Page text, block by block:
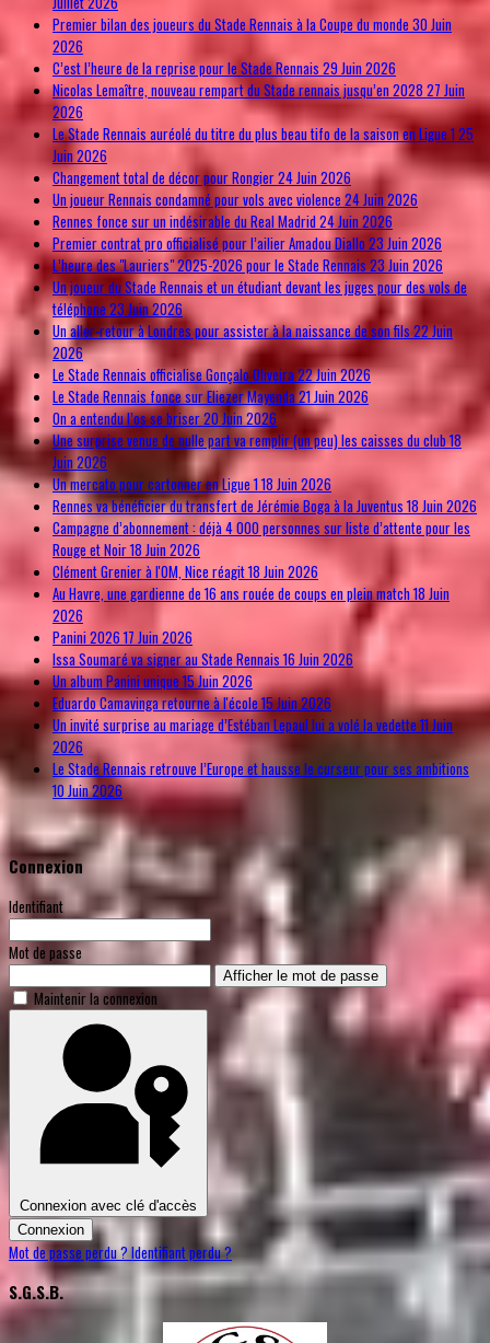
Premier bilan des joueurs du Stade Rennais à la Coupe du monde 30 Juin
2026
C’est l’heure de la reprise pour le Stade Rennais 29 Juin 2026
Nicolas Lemaître, nouveau rempart du Stade rennais jusqu’en 2028 27 Juin
2026
Le Stade Rennais auréolé du titre du plus beau tifo de la saison en Ligue 125
Juin 2026
Changement total de décor pour Rongier24 Juin 2026
Un joueur Rennais condamné pour vols avec violence24 Juin 2026
Rennes fonce sur un indésirable du Real Madrid 24 Juin 2026
Premier contrat pro officialisé pour l’ailier Amadou Diallo 23 Juin 2026
L’heure des "Lauriers" 2025-2026 pour le Stade Rennais 23 Juin 2026
Un joueur du Stade Rennais et un étudiant devant les juges pour des vols de
téléphone23 Juin 2026
Un aller-retour à Londres pour assister à la naissance de son fils 22 Juin
2026
Le Stade Rennais officialise Gonçalo Oliveira 22 Juin 2026
Le Stade Rennais fonce sur Eliezer Mayenda21 Juin 2026
On a entendu l’os se briser20 Juin 2026
Une surprise venue de nulle part va remplir (un peu) les caisses du club18
Juin 2026
Un mercato pour cartonner en Ligue 118 Juin 2026
Rennes va bénéficier du transfert de Jérémie Boga à la Juventus18 Juin 2026
Campagne d’abonnement : déjà 4 000 personnes sur liste d’attente pour les
Rouge et Noir18 Juin 2026
Clément Grenier à l'OM, Nice réagit18 Juin 2026
Au Havre, une gardienne de 16 ans rouée de coups en plein match18 Juin
2026
Panini 202617 Juin 2026
Issa Soumaré va signer au Stade Rennais 16 Juin 2026
Un album Panini unique15 Juin 2026
Eduardo Camavinga retourne à l'école15 Juin 2026
Un invité surprise au mariage d’Estéban Lepaul lui a volé la vedette11 Juin
2026
Le Stade Rennais retrouve l’Europe et hausse le curseur pour ses ambitions
10 Juin 2026
Connexion
Identifiant
Mot de passe
Afficher le mot de passe
Maintenir la connexion
Connexion avec clé d'accès
Connexion
Mot de passe perdu ? Identifiant perdu ?
S.G.S.B.